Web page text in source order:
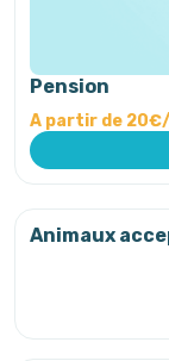
Pension
A partir de
Animaux